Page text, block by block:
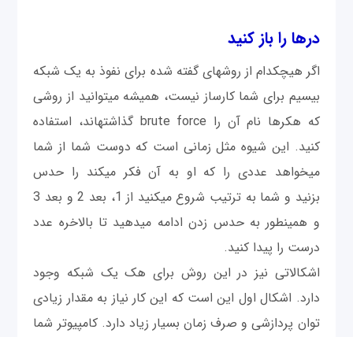
درها را باز کنید
اگر هیچ‎کدام از روش‎های گفته شده برای نفوذ به یک شبکه
بی‎سیم برای شما کارساز نیست، همیشه می‎توانید از روشی
که هکرها نام آن را brute force گذاشته‎اند، استفاده
کنید. این شیوه مثل زمانی است که دوست شما از شما
می‎خواهد عددی را که او به آن فکر می‎کند را حدس
بزنید و شما به ترتیب شروع می‎کنید از 1، بعد 2 و بعد 3
و همینطور به حدس زدن ادامه می‎دهید تا بالاخره عدد
درست را پیدا کنید.
اشکالاتی نیز در این روش برای هک یک شبکه وجود
دارد. اشکال اول این است که این کار نیاز به مقدار زیادی
توان پردازشی و صرف زمان بسیار زیاد دارد. کامپیوتر شما